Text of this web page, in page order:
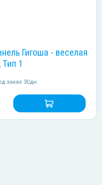
Гигоша - веселая
1
заказ 30дн.